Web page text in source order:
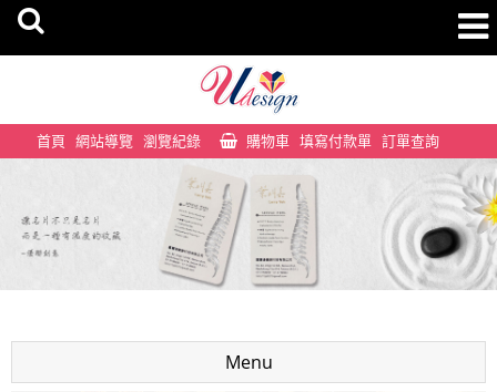
首頁 網站導覽 瀏覽紀錄 購物車 填寫付款單 訂單查詢
Menu